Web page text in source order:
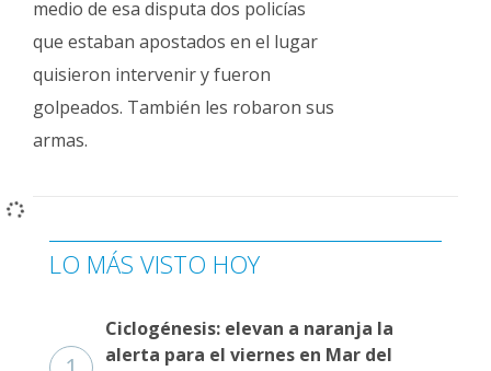
medio de esa disputa dos policías
que estaban apostados en el lugar
quisieron intervenir y fueron
golpeados. También les robaron sus
armas.
LO MÁS VISTO HOY
Ciclogénesis: elevan a naranja la
alerta para el viernes en Mar del